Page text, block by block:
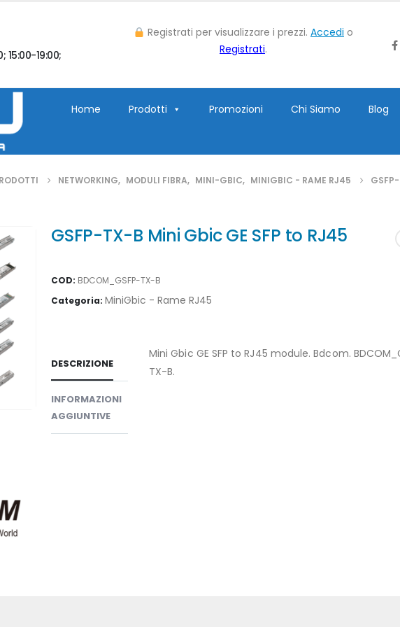
15:00-19:00;
Registrati per visualizzare i prezzi. Accedi o
Registrati.
Home Prodotti Promozioni Chi Siamo Blog
NETWORKING, MODULI FIBRA, MINI-GBIC, MINIGBIC - RAME RJ45
GSFP-TX-B Mini Gbic GE SFP to RJ45
COD: BDCOM_GSFP-TX-B
Categoria: MiniGbic - Rame RJ45
DESCRIZIONE
INFORMAZIONI
AGGIUNTIVE
Mini Gbic GE SFP to RJ45 module. Bdcom.
TX-B.
Account